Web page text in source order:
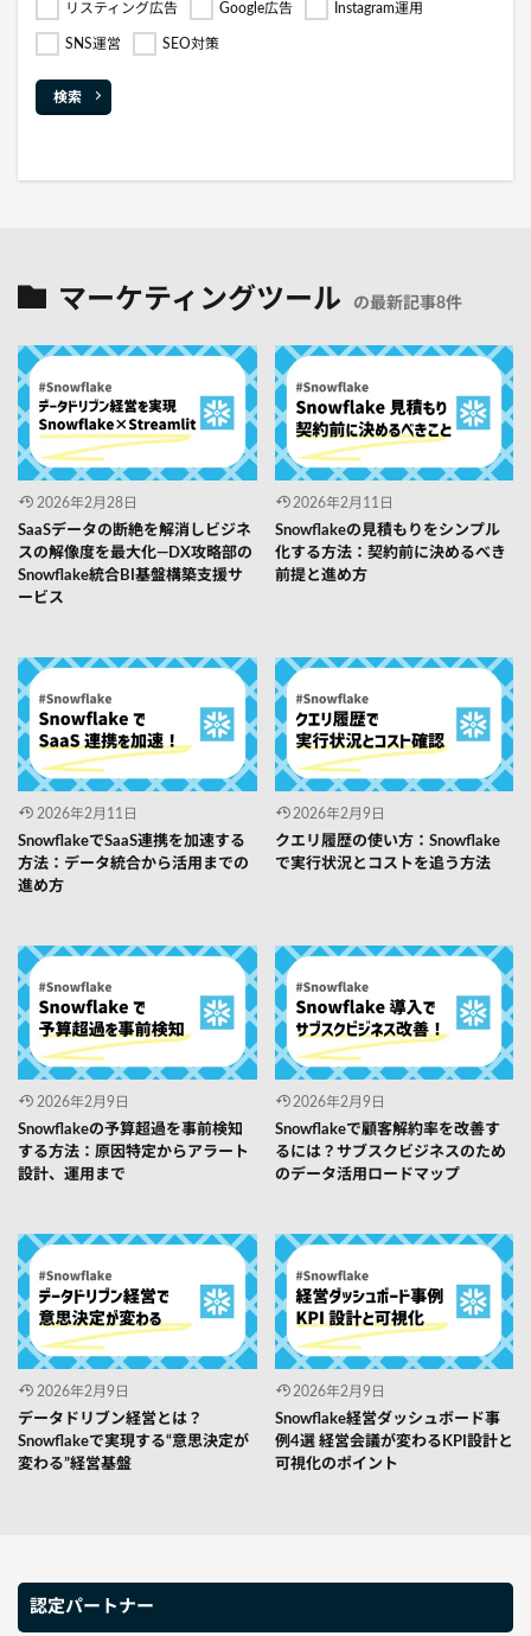
リスティング広告 Google広告 Instagram運用
SNS運営 SEO対策
検索
マーケティングツール の最新記事8件
2026年2月28日
SaaSデータの断絶を解消しビジネ
スの解像度を最大化―DX攻略部の
Snowflake統合BI基盤構築支援サ
ービス
2026年2月11日
Snowflakeの見積もりをシンプル
化する方法：契約前に決めるべき
前提と進め方
2026年2月11日
SnowflakeでSaaS連携を加速する
方法：データ統合から活用までの
進め方
2026年2月9日
クエリ履歴の使い方：Snowflake
で実行状況とコストを追う方法
2026年2月9日
Snowflakeの予算超過を事前検知
する方法：原因特定からアラート
設計、運用まで
2026年2月9日
Snowflakeで顧客解約率を改善す
るには？サブスクビジネスのため
のデータ活用ロードマップ
2026年2月9日
データドリブン経営とは？
Snowflakeで実現する“意思決定が
変わる”経営基盤
2026年2月9日
Snowflake経営ダッシュボード事
例4選 経営会議が変わるKPI設計と
可視化のポイント
認定パートナー